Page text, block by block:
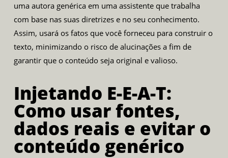
uma autora genérica em uma assistente que trabalha
com base nas suas diretrizes e no seu conhecimento.
Assim, usará os fatos que você forneceu para construir o
texto, minimizando o risco de alucinações a fim de
garantir que o conteúdo seja original e valioso.
Injetando E-E-A-T:
Como usar fontes,
dados reais e evitar o
conteúdo genérico